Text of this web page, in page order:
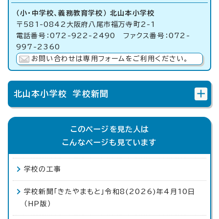
（小・中学校、義務教育学校） 北山本小学校
〒581-0842大阪府八尾市福万寺町2-1
電話番号：072-922-2490 ファクス番号：072-
997-2360
お問い合わせは専用フォームをご利用ください。
北山本小学校 学校新聞
このページを見た人は
こんなページも見ています
学校の工事
学校新聞「きたやまもと」令和8(2026)年4月10日
（HP版）